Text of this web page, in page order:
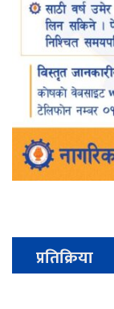
प्रतिक्रिया